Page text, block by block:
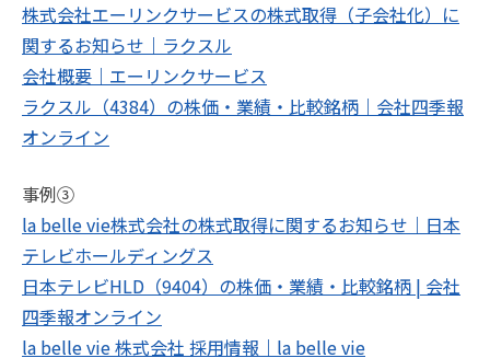
株式会社エーリンクサービスの株式取得（子会社化）に
関するお知らせ｜ラクスル
会社概要｜エーリンクサービス
ラクスル（4384）の株価・業績・比較銘柄｜会社四季報
オンライン
事例③
la belle vie株式会社の株式取得に関するお知らせ｜日本
テレビホールディングス
日本テレビHLD（9404）の株価・業績・比較銘柄 | 会社
四季報オンライン
la belle vie 株式会社 採用情報｜la belle vie